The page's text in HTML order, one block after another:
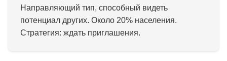
Направляющий тип, способный видеть
потенциал других. Около 20% населения.
Стратегия: ждать приглашения.